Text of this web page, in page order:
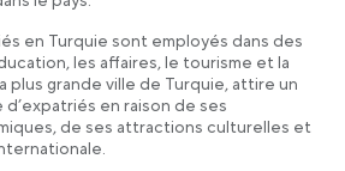
en Turquie sont employés dans des
les affaires, le tourisme et la
plus grande ville de Turquie, attire un
en raison de ses
de ses attractions culturelles et